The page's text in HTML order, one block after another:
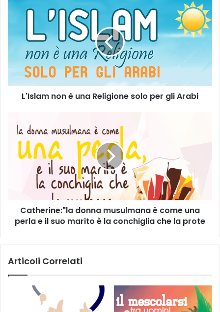
L'Islam non è una Religione solo per gli Arabi
Catherine:"la donna musulmana è come una
perla e il suo marito è la conchiglia che la prote
Articoli Correlati